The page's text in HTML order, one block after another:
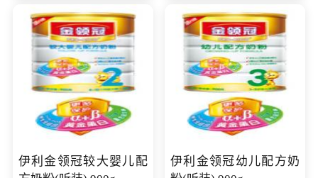
伊利金领冠较大婴儿配
伊利金领冠幼儿配方奶